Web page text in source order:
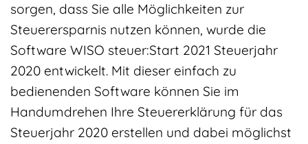
sorgen, dass Sie alle Möglichkeiten zur
Steuerersparnis nutzen können, wurde die
Software WISO steuer:Start 2021 Steuerjahr
2020 entwickelt. Mit dieser einfach zu
bedienenden Software können Sie im
Handumdrehen Ihre Steuererklärung für das
Steuerjahr 2020 erstellen und dabei möglichst